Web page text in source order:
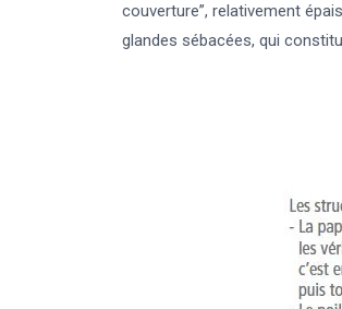
couverture”, relativement
glandes sébacées, qui